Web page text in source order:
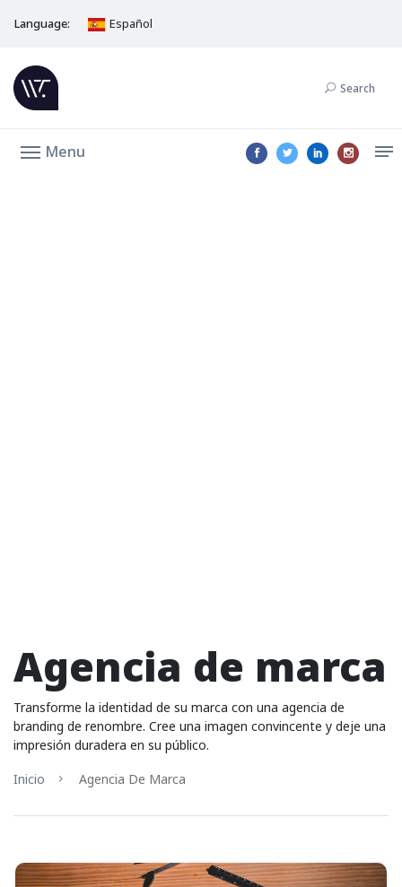
Language: Español
Search
Menu
Agencia de marca
Transforme la identidad de su marca con una agencia de
branding de renombre. Cree una imagen convincente y deje una
impresión duradera en su público.
Inicio
Agencia De Marca